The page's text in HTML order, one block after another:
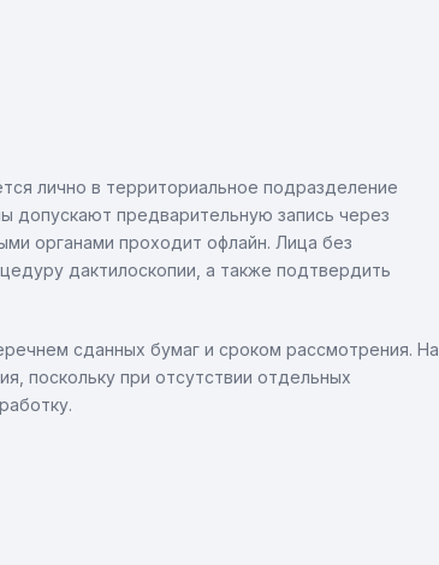
лично в территориальное подразделение
предварительную запись через
органами проходит офлайн. Лица без
дактилоскопии, а также подтвердить
сданных бумаг и сроком рассмотрения. На
поскольку при отсутствии отдельных